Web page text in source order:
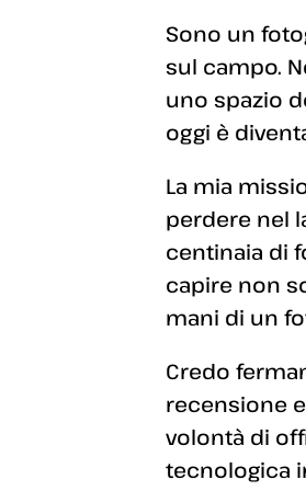
Sono un
sul campo.
uno spazio
oggi è
La mia
perdere nel
centinaia di
capire non
mani di un
Credo
recensione
volontà di
tecnologica